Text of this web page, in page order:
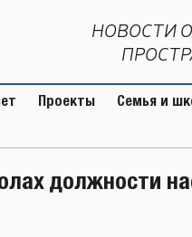
НОВОСТИ
Проекты Семья и
должности